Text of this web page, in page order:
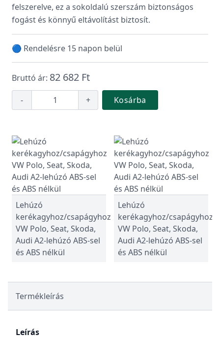
felszerelve, ez a sokoldalú szerszám biztonságos
fogást és könnyű eltávolítást biztosít.
🔵 Rendelésre 15 napon belül
Bruttó ár: 82 682 Ft
- + Kosárba
Lehúzó
kerékagyhoz/csapágyhoz
VW Polo, Seat, Skoda,
Audi A2-lehúzó ABS-sel
és ABS nélkül
Lehúzó
kerékagyhoz/csapágyhoz
VW Polo, Seat, Skoda,
Audi A2-lehúzó ABS-sel
és ABS nélkül
Termékleírás
Leírás